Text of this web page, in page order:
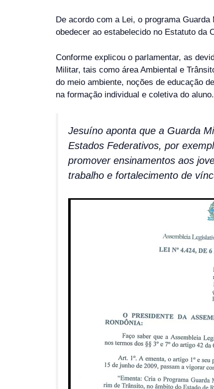
De acordo com a Lei, o programa
obedecer ao estabelecido no Estatuto da
Conforme explicou o parlamentar, as
Militar, tais como área Ambiental e
do meio ambiente, noções de educação
na formação individual e coletiva do aluno.
Jesuíno aponta que a Guarda
Estados Federativos, por
promover ensinamentos aos
trabalho e fortalecimento de